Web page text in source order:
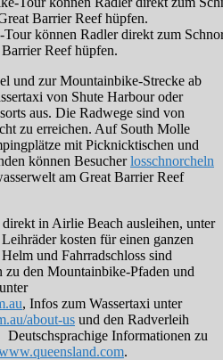
können Radler direkt zum
Reef hüpfen.
und zur Mountainbike-Strecke ab
von Shute Harbour oder
aus. Die Radwege sind von
zu erreichen. Auf South Molle
mit Picknicktischen und
können Besucherlosschnorcheln
am Great Barrier Reef
in Airlie Beach ausleihen, unter
kosten für einen ganzen
und Fahrradschloss sind
den Mountainbike-Pfaden und
, Infos zum Wassertaxi unter
about-us und den Radverleih
Deutschsprachige Informationen zu
.